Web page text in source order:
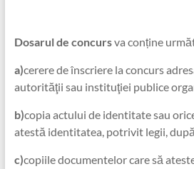
Dosarul de concursva conține
a)cerere de înscriere la concurs
autorităţii sau instituţiei publice
b)copia actului de identitate sau
atestă identitatea, potrivit legii,
c)copiile documentelor care să